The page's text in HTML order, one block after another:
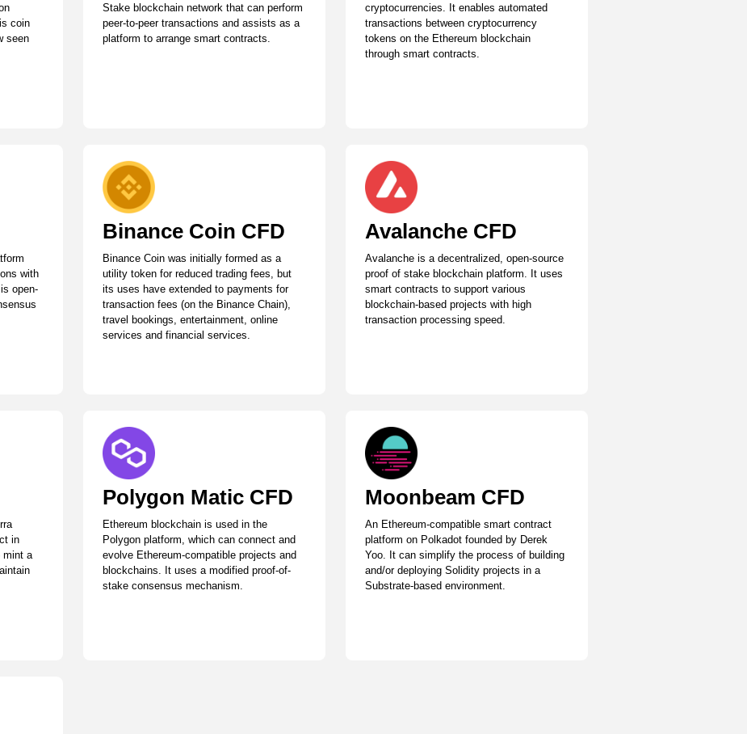
coin
seen
Stake blockchain network that can perform
peer-to-peer transactions and assists as a
platform to arrange smart contracts.
cryptocurrencies. It enables automated
transactions between cryptocurrency
tokens on the Ethereum blockchain
through smart contracts.
with
open-
Binance Coin CFD
Binance Coin was initially formed as a
utility token for reduced trading fees, but
its uses have extended to payments for
transaction fees (on the Binance Chain),
travel bookings, entertainment, online
services and financial services.
Avalanche CFD
Avalanche is a decentralized, open-source
proof of stake blockchain platform. It uses
smart contracts to support various
blockchain-based projects with high
transaction processing speed.
in
mint a
Polygon Matic CFD
Ethereum blockchain is used in the
Polygon platform, which can connect and
evolve Ethereum-compatible projects and
blockchains. It uses a modified proof-of-
stake consensus mechanism.
Moonbeam CFD
An Ethereum-compatible smart contract
platform on Polkadot founded by Derek
Yoo. It can simplify the process of building
and/or deploying Solidity projects in a
Substrate-based environment.